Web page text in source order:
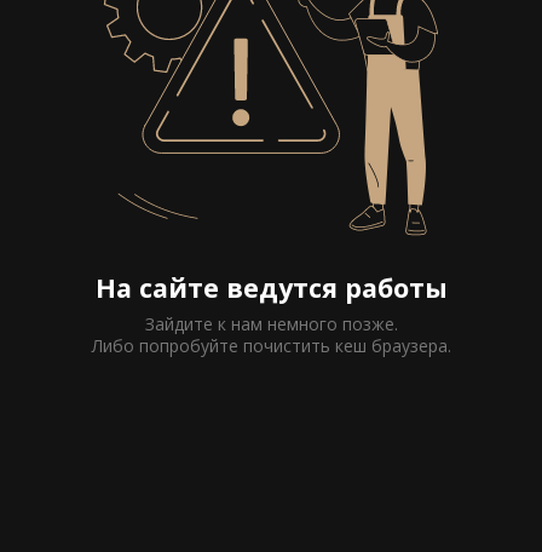
На сайте ведутся работы
Зайдите к нам немного позже.
Либо попробуйте почистить кеш браузера.